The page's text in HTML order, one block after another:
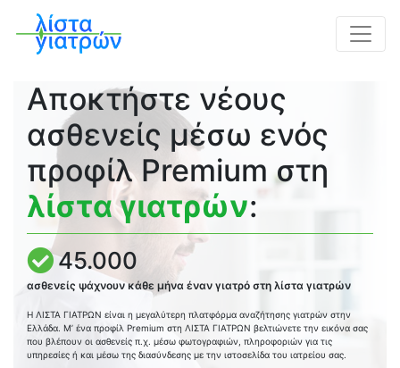
Αποκτήστε νέους
ασθενείς μέσω ενός
προφίλ Premium στη
λίστα γιατρών:
45.000
ασθενείς ψάχνουν κάθε μήνα έναν γιατρό στη λίστα γιατρών
Η ΛΙΣΤΑ ΓΙΑΤΡΩΝ είναι η μεγαλύτερη πλατφόρμα αναζήτησης γιατρών στην
Ελλάδα. Μ’ ένα προφίλ Premium στη ΛΙΣΤΑ ΓΙΑΤΡΩΝ βελτιώνετε την εικόνα σας
που βλέπουν οι ασθενείς π.χ. μέσω φωτογραφιών, πληροφοριών για τις
υπηρεσίες ή και μέσω της διασύνδεσης με την ιστοσελίδα του ιατρείου σας.